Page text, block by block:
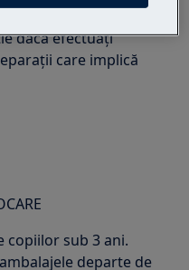
dacă efectuați
care implică
copiilor sub 3 ani.
departe de